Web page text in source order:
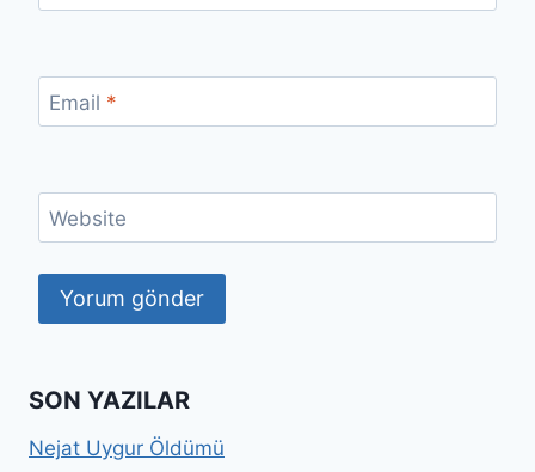
Email *
Website
SON YAZILAR
Nejat Uygur Öldümü